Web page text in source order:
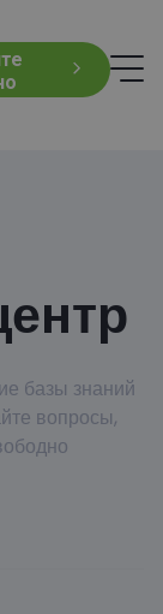
базы знаний
вопросы,